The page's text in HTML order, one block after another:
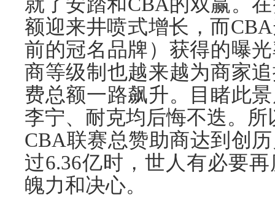
额迎来井喷式增长，而
前的冠名品牌）获得的曝
商等级制也越来越为商家
费总额一路飙升。目睹此
李宁、耐克均后悔不迭。所
CBA联赛总赞助商达到创
过6.36亿时，世人有必要
魄力和决心。